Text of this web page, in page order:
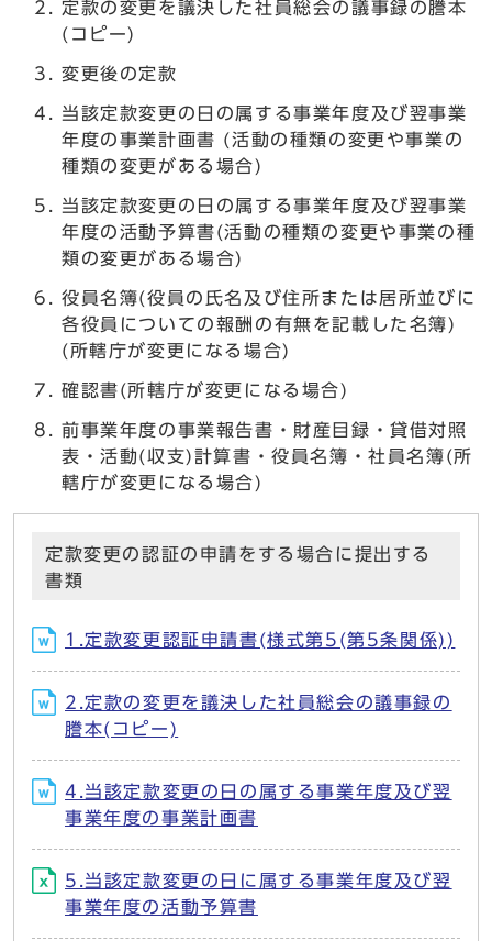
定款の変更を議決した社員総会の議事録の謄本
(コピー)
変更後の定款
当該定款変更の日の属する事業年度及び翌事業
年度の事業計画書 (活動の種類の変更や事業の
種類の変更がある場合)
当該定款変更の日の属する事業年度及び翌事業
年度の活動予算書(活動の種類の変更や事業の種
類の変更がある場合)
役員名簿(役員の氏名及び住所または居所並びに
各役員についての報酬の有無を記載した名簿)
(所轄庁が変更になる場合)
確認書(所轄庁が変更になる場合)
前事業年度の事業報告書・財産目録・貸借対照
表・活動(収支)計算書・役員名簿・社員名簿(所
轄庁が変更になる場合)
定款変更の認証の申請をする場合に提出する
書類
1.定款変更認証申請書(様式第5(第5条関係))
2.定款の変更を議決した社員総会の議事録の
謄本(コピー)
4.当該定款変更の日の属する事業年度及び翌
事業年度の事業計画書
5.当該定款変更の日に属する事業年度及び翌
事業年度の活動予算書